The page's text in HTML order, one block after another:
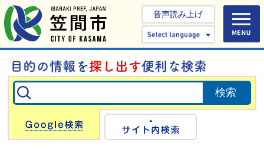
音声読み上げ
Select
Google検索